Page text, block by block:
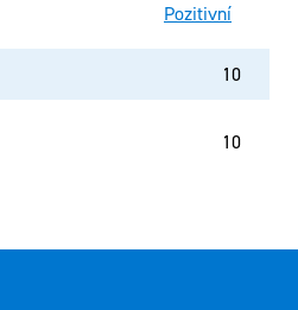
Pozitivní
10
10